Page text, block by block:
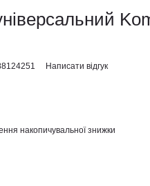
Написати відгук
накопичувальної знижки